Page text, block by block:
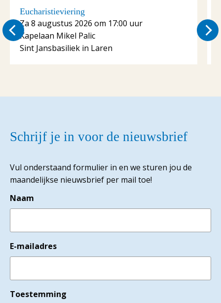
Eucharistieviering
Za 8 augustus 2026 om 17:00 uur
Kapelaan Mikel Palic
Sint Jansbasiliek in Laren
Schrijf je in voor de nieuwsbrief
Vul onderstaand formulier in en we sturen jou de
maandelijkse nieuwsbrief per mail toe!
Naam
E-mailadres
Toestemming